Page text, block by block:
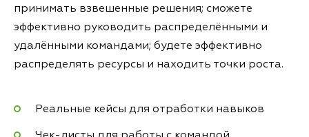
принимать взвешенные решения; сможете
эффективно руководить распределёнными и
удалёнными командами; будете эффективно
распределять ресурсы и находить точки роста.
Реальные кейсы для отработки навыков